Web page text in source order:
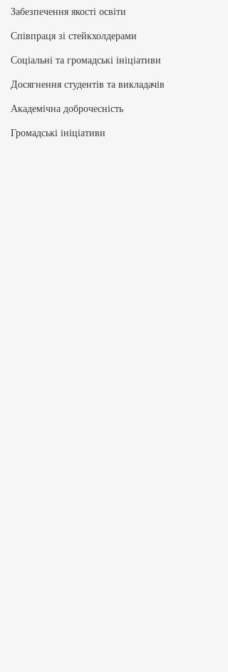
Забезпечення якості освіти
Співпраця зі стейкхолдерами
Соціальні та громадські ініціативи
Досягнення студентів та викладачів
Академічна доброчесність
Громадські ініціативи